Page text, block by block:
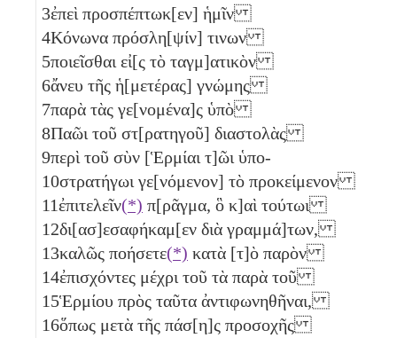
3ἐπεὶ προσπέπτωκ[εν] ἡμῖν
4Κόνωνα πρόσλη[ψίν] τινων
5ποιεῖσθαι εἰ[ς τὸ ταγμ]ατικὸν
6ἄνευ τῆς ἡ[μετέρας] γνώμης
7παρὰ τὰς γε[νομένα]ς ὑπὸ
8Παῶι τοῦ στ[ρατηγοῦ] διαστολὰς
9περὶ τοῦ σὺν [Ἑρμίαι τ]ῶι ὑπο-
10στρατήγωι γε[νόμενον] τὸ προκείμενον
11ἐπιτελεῖν(*) π[ρᾶγμα, ὃ κ]αὶ τούτωι
12δι[ασ]εσαφήκαμ[εν διὰ γραμμά]των,
13καλῶς ποήσετε(*) κατὰ [τ]ὸ παρὸν
14ἐπισχόντες μέχρι τοῦ τὰ παρὰ τοῦ
15Ἑρμίου πρὸς ταῦτα ἀντιφωνηθῆναι,
16ὅπως μετὰ τῆς πάσ[η]ς προσοχῆς